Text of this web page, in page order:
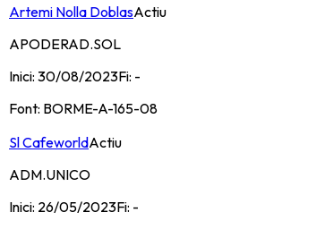
Artemi Nolla DoblasActiu
APODERAD.SOL
Inici: 30/08/2023Fi: -
Font: BORME-A-165-08
Sl CafeworldActiu
ADM.UNICO
Inici: 26/05/2023Fi: -